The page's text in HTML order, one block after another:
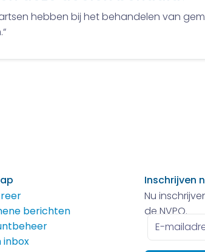
hebben bij het behandelen van
berichten
inbox
Inschrijven
Nu
de NVPO.
E-
mailadres